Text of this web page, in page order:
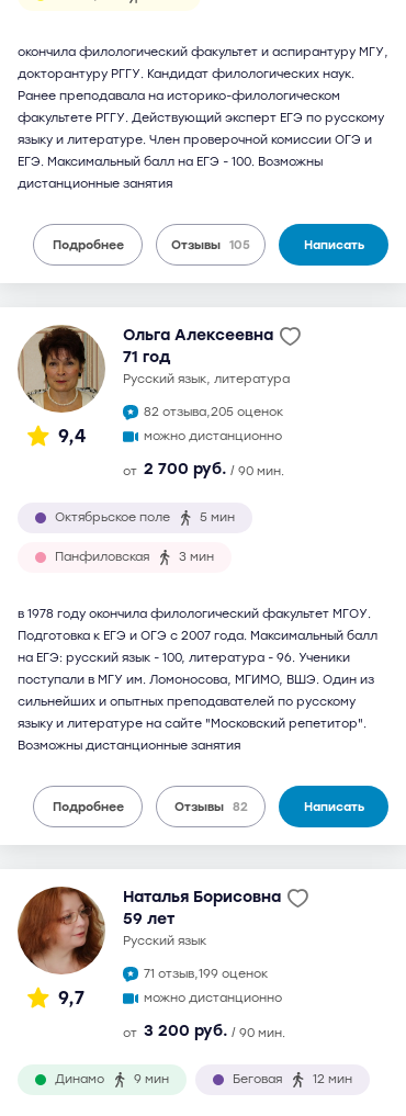
окончила филологический факультет и аспирантуру МГУ,
докторантуру РГГУ. Кандидат филологических наук.
Ранее преподавала на историко-филологическом
факультете РГГУ. Действующий эксперт ЕГЭ по русскому
языку и литературе. Член проверочной комиссии ОГЭ и
ЕГЭ. Максимальный балл на ЕГЭ - 100. Возможны
дистанционные занятия
Подробнее Отзывы 105 Написать
9,4
Ольга Алексеевна
71 год
русский язык, литература
82 отзыва,205 оценок
можно дистанционно
от 2 700 руб. / 90 мин.
Октябрьское поле 5 мин
Панфиловская 3 мин
в 1978 году окончила филологический факультет МГОУ.
Подготовка к ЕГЭ и ОГЭ с 2007 года. Максимальный балл
на ЕГЭ: русский язык - 100, литература - 96. Ученики
поступали в МГУ им. Ломоносова, МГИМО, ВШЭ. Один из
сильнейших и опытных преподавателей по русскому
языку и литературе на сайте "Московский репетитор".
Возможны дистанционные занятия
Подробнее Отзывы 82 Написать
9,7
Наталья Борисовна
59 лет
русский язык
71 отзыв,199 оценок
можно дистанционно
от 3 200 руб. / 90 мин.
Динамо 9 мин Беговая 12 мин